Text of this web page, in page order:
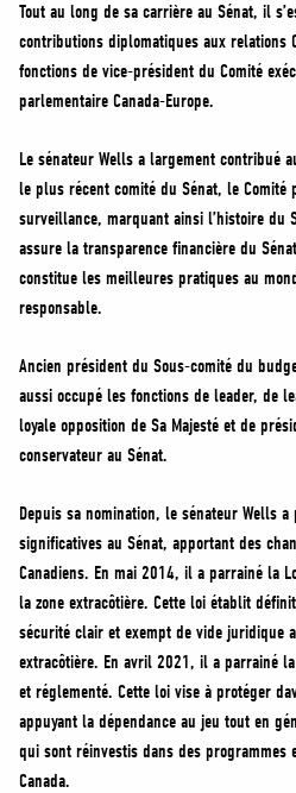
Tout au long de sa carrière au Sénat, il
contributions diplomatiques aux relations
fonctions de vice-président du Comité
parlementaire Canada-Europe.
Le sénateur Wells a largement contribué
le plus récent comité du Sénat, le Comité
surveillance, marquant ainsi l’histoire du
assure la transparence financière du
constitue les meilleures pratiques au
responsable.
Ancien président du Sous-comité du
aussi occupé les fonctions de leader, de
loyale opposition de Sa Majesté et de
conservateur au Sénat.
Depuis sa nomination, le sénateur Wells
significatives au Sénat, apportant des
Canadiens. En mai 2014, il a parrainé la
la zone extracôtière. Cette loi établit
sécurité clair et exempt de vide juridique
extracôtière. En avril 2021, il a parrainé
et réglementé. Cette loi vise à protéger
appuyant la dépendance au jeu tout en
qui sont réinvestis dans des programmes
Canada.